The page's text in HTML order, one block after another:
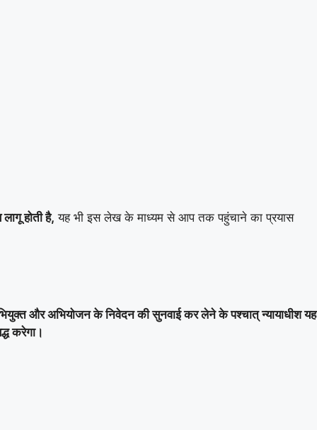
होती है, यह भी इस लेख के माध्यम से आप तक पहुंचाने का प्रयास
और अभियोजन के निवेदन की सुनवाई कर लेने के पश्चात् न्यायाधीश यह
करेगा।